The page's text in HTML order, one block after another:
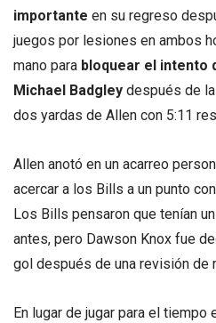
importante en su regreso
juegos por lesiones en ambos
mano para bloquear el intento
Michael Badgley después de
dos yardas de Allen con 5:11
Allen anotó en un acarreo
acercar a los Bills a un punto
Los Bills pensaron que tenían
antes, pero Dawson Knox fue
gol después de una revisión de
En lugar de jugar para el tiempo